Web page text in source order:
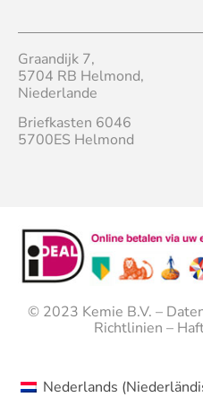
Graandijk 7,
5704 RB Helmond,
Niederlande
Briefkasten 6046
5700ES Helmond
© 2023 Kemie B.V. –
Richtlinien –
Nederlands (